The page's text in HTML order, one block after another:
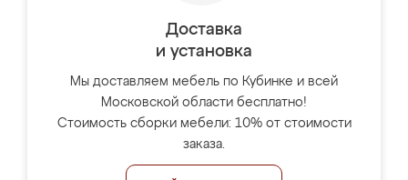
Доставка
и установка
Мы доставляем мебель по Кубинке и всей
Московской области бесплатно!
Стоимость сборки мебели: 10% от стоимости
заказа.